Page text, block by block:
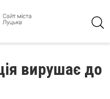
вирушає до